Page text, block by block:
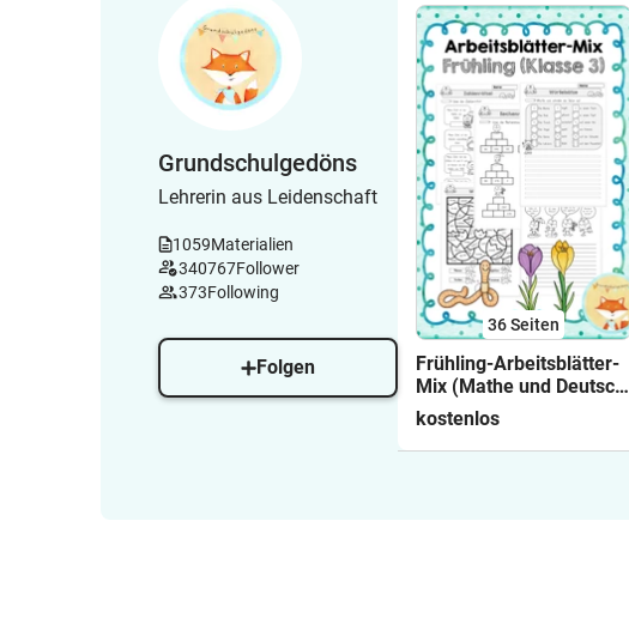
Grundschulgedöns
Lehrerin aus Leidenschaft
1059Materialien
340767Follower
373Following
Folgen
36Seiten
Frühling-Arbeitsblätter-
Mix (Mathe und Deutsch;
Klasse 3)
kostenlos